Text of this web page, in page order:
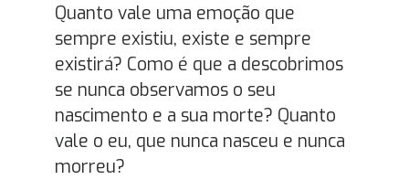
Quanto vale uma emoção que
sempre existiu, existe e sempre
existirá? Como é que a descobrimos
se nunca observamos o seu
nascimento e a sua morte? Quanto
vale o eu, que nunca nasceu e nunca
morreu?